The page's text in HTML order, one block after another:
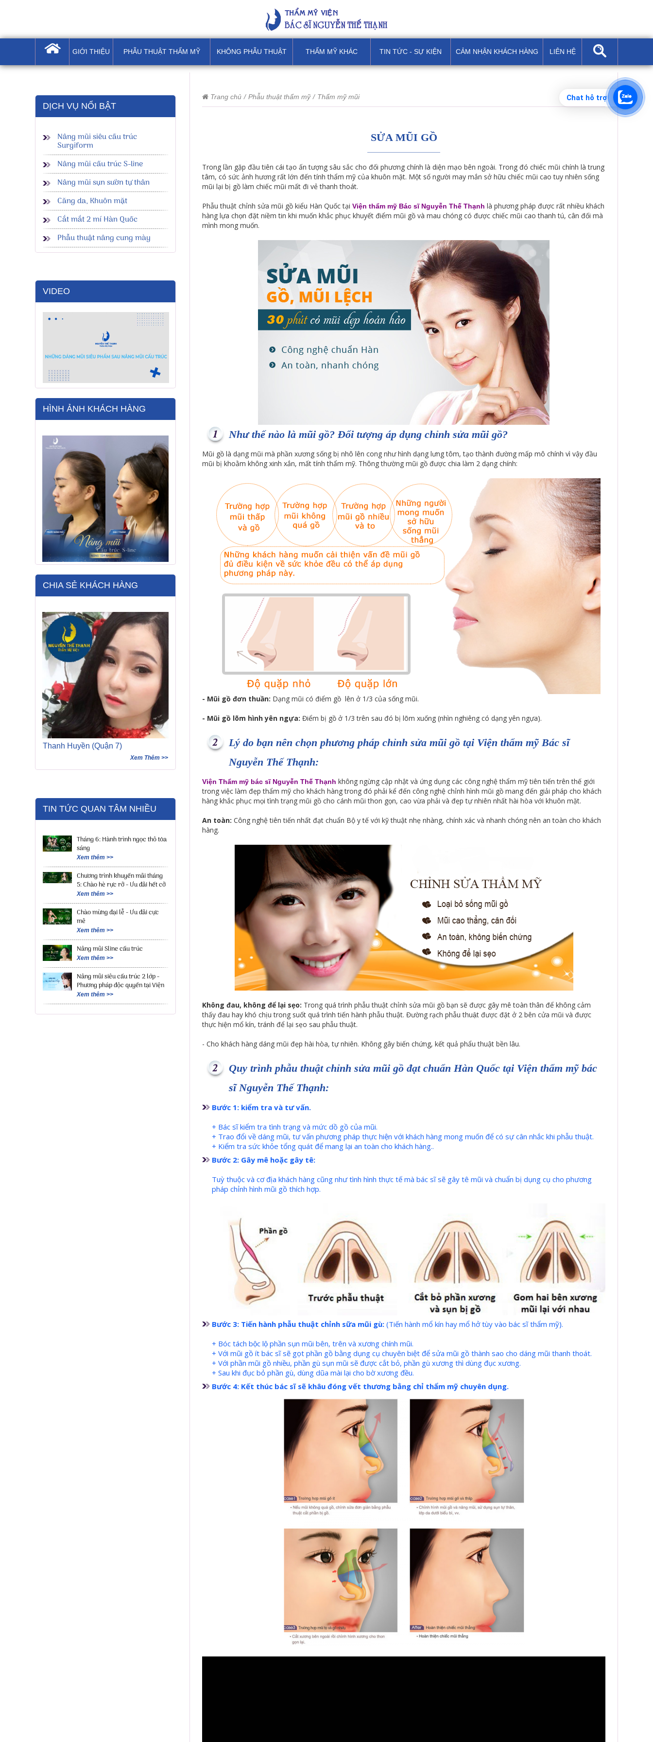
GIỚI THIỆU PHẪU THUẬT THẨM MỸ KHÔNG PHẪU THUẬT THẨM MỸ KHÁC TIN TỨC - SỰ KIỆN CẢM NHẬN KHÁCH HÀNG LIÊN HỆ
DỊCH VỤ NỔI BẬT
Nâng mũi siêu cấu trúc
Surgiform
Nâng mũi cấu trúc S-line
Nâng mũi sụn sườn tự thân
Căng da, Khuôn mặt
Cắt mắt 2 mí Hàn Quốc
Phẫu thuật nâng cung mày
VIDEO
HÌNH ẢNH KHÁCH HÀNG
CHIA SẺ KHÁCH HÀNG
Thanh Huyền (Quận 7)
Xem Thêm >>
TIN TỨC QUAN TÂM NHIỀU
Tháng 6: Hành trình ngọc thô tỏa
sáng
Xem thêm >>
Chương trình khuyến mãi tháng
5: Chào hè rực rỡ - Ưu đãi hết cỡ
Xem thêm >>
Chào mừng đại lễ - Ưu đãi cực
mê
Xem thêm >>
Nâng mũi Sline cấu trúc
Xem thêm >>
Nâng mũi siêu cấu trúc 2 lớp -
Phương pháp độc quyền tại Viện
Xem thêm >>
Trang chủ / Phẫu thuật thẩm mỹ / Thẩm mỹ mũi
SỬA MŨI GỒ
Trong lần gặp đầu tiên cái tạo ấn tượng sâu sắc cho đối phương chính là diện mạo bên ngoài. Trong đó chiếc mũi chính là trung
tâm, có sức ảnh hương rất lớn đến tính thẩm mỹ của khuôn mặt. Một số người may mắn sở hữu chiếc mũi cao tuy nhiên sống
mũi lại bị gồ làm chiếc mũi mất đi vẻ thanh thoát.
Phẫu thuật chỉnh sửa mũi gồ kiểu Hàn Quốc tại Viện thẩm mỹ Bác sĩ Nguyễn Thế Thạnh là phương pháp được rất nhiều khách
hàng lựa chọn đặt niềm tin khi muốn khắc phục khuyết điểm mũi gồ và mau chóng có được chiếc mũi cao thanh tú, cân đối mà
mình mong muốn.
Như thế nào là mũi gồ? Đối tượng áp dụng chỉnh sửa mũi gồ?
Mũi gồ là dạng mũi mà phần xương sống bị nhô lên cong như hình dạng lưng tôm, tạo thành đường mấp mô chính vì vậy đầu
mũi bị khoằm không xinh xắn, mất tính thẩm mỹ. Thông thường mũi gồ được chia làm 2 dạng chính:
- Mũi gồ đơn thuần: Dạng mũi có điểm gồ lên ở 1/3 của sống mũi.
- Mũi gồ lõm hình yên ngựa: Điểm bị gồ ở 1/3 trên sau đó bị lõm xuống (nhìn nghiêng có dạng yên ngựa).
Lý do bạn nên chọn phương pháp chỉnh sửa mũi gồ tại Viện thẩm mỹ Bác sĩ
Nguyễn Thế Thạnh:
Viện Thẩm mỹ bác sĩ Nguyễn Thế Thạnh không ngừng cập nhật và ứng dụng các công nghệ thẩm mỹ tiên tiến trên thế giới
trong việc làm đẹp thẩm mỹ cho khách hàng trong đó phải kể đến công nghệ chỉnh hình mũi gồ mang đến giải pháp cho khách
hàng khắc phục mọi tình trạng mũi gồ cho cánh mũi thon gọn, cao vừa phải và đẹp tự nhiên nhất hài hòa với khuôn mặt.
An toàn: Công nghệ tiên tiến nhất đạt chuẩn Bộ y tế với kỹ thuật nhẹ nhàng, chính xác và nhanh chóng nên an toàn cho khách
hàng.
Không đau, không để lại sẹo: Trong quá trình phẫu thuật chỉnh sửa mũi gồ bạn sẽ được gây mê toàn thân để không cảm
thấy đau hay khó chịu trong suốt quá trình tiến hành phẫu thuật. Đường rạch phẫu thuật được đặt ở 2 bên cửa mũi và được
thực hiện mổ kín, tránh để lại sẹo sau phẫu thuật.
- Cho khách hàng dáng mũi đẹp hài hòa, tự nhiên. Không gây biến chứng, kết quả phẩu thuật bền lâu.
Quy trình phẫu thuật chỉnh sửa mũi gồ đạt chuẩn Hàn Quốc tại Viện thẩm mỹ bác
sĩ Nguyễn Thế Thạnh:
Bước 1: kiểm tra và tư vấn.
+ Bác sĩ kiểm tra tình trạng và mức dồ gồ của mũi.
+ Trao đổi về dáng mũi, tư vấn phương pháp thực hiện với khách hàng mong muốn để có sự cân nhắc khi phẫu thuật.
+ Kiểm tra sức khỏe tổng quát để mang lại an toàn cho khách hàng..
Bước 2: Gây mê hoặc gây tê:
Tuỳ thuộc và cơ địa khách hàng cũng như tình hình thực tế mà bác sĩ sẽ gây tê mũi và chuẩn bị dụng cụ cho phương
pháp chỉnh hình mũi gồ thích hợp.
Bước 3: Tiến hành phẫu thuật chỉnh sữa mũi gù: (Tiến hành mổ kín hay mổ hở tùy vào bác sĩ thẩm mỹ).
+ Bóc tách bộc lộ phần sụn mũi bên, trên và xương chính mũi.
+ Với mũi gồ ít bác sĩ sẽ gọt phần gồ bằng dụng cụ chuyên biệt để sửa mũi gồ thành sao cho dáng mũi thanh thoát.
+ Với phần mũi gồ nhiều, phần gù sụn mũi sẽ được cắt bỏ, phần gù xương thì dùng đục xương.
+ Sau khi đục bỏ phần gù, dùng dũa mài lại cho bờ xương đều.
Bước 4: Kết thúc bác sĩ sẽ khâu đóng vết thương bằng chỉ thẩm mỹ chuyên dụng.
Chat hỗ trợ